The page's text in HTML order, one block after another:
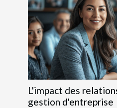
L'impact des
gestion d'entreprise